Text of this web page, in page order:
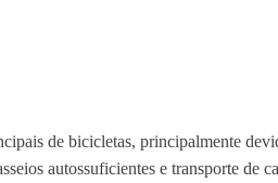
de bicicletas, principalmente
autossuficientes e transporte de